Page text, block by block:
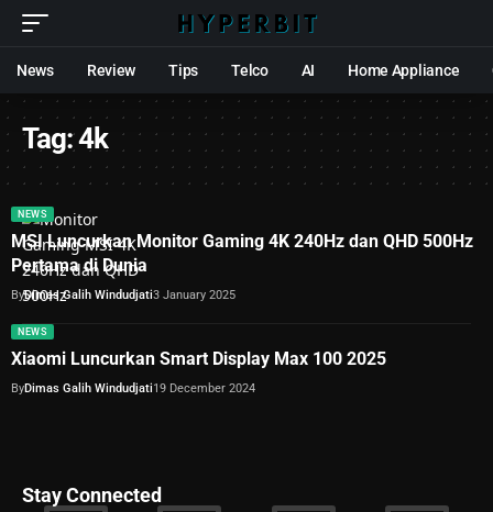
News Review Tips Telco AI Home Appliance
Tag:4k
NEWS
MSI Luncurkan Monitor Gaming 4K 240Hz dan QHD 500Hz
Pertama di Dunia
ByDimas Galih Windudjati3 January 2025
NEWS
Xiaomi Luncurkan Smart Display Max 100 2025
ByDimas Galih Windudjati19 December 2024
Stay Connected